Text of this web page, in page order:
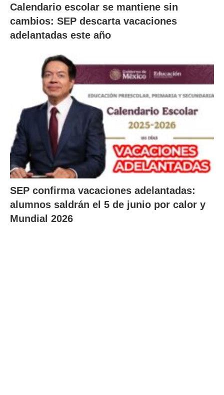
Calendario escolar se mantiene sin
cambios: SEP descarta vacaciones
adelantadas este año
SEP confirma vacaciones adelantadas:
alumnos saldrán el 5 de junio por calor y
Mundial 2026